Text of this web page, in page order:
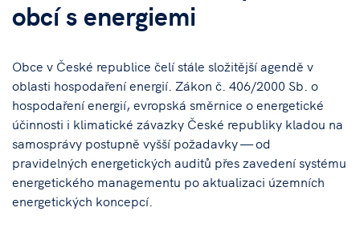
obcí s energiemi
Obce v České republice čelí stále složitější agendě v
oblasti hospodaření energií. Zákon č. 406/2000 Sb. o
hospodaření energií, evropská směrnice o energetické
účinnosti i klimatické závazky České republiky kladou na
samosprávy postupně vyšší požadavky — od
pravidelných energetických auditů přes zavedení systému
energetického managementu po aktualizaci územních
energetických koncepcí.